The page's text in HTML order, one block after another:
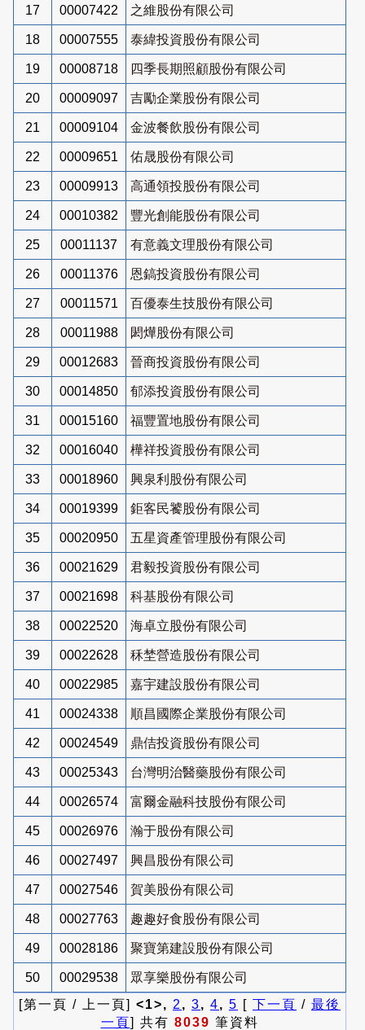
17 00007422 之維股份有限公司
18 00007555 泰緯投資股份有限公司
19 00008718 四季長期照顧股份有限公司
20 00009097 吉勵企業股份有限公司
21 00009104 金波餐飲股份有限公司
22 00009651 佑晟股份有限公司
23 00009913 高通領投股份有限公司
24 00010382 豐光創能股份有限公司
25 00011137 有意義文理股份有限公司
26 00011376 恩鎬投資股份有限公司
27 00011571 百優泰生技股份有限公司
28 00011988 閎燁股份有限公司
29 00012683 晉商投資股份有限公司
30 00014850 郁添投資股份有限公司
31 00015160 福豐置地股份有限公司
32 00016040 樺祥投資股份有限公司
33 00018960 興泉利股份有限公司
34 00019399 鉅客民饕股份有限公司
35 00020950 五星資產管理股份有限公司
36 00021629 君毅投資股份有限公司
37 00021698 科基股份有限公司
38 00022520 海卓立股份有限公司
39 00022628 秝埜營造股份有限公司
40 00022985 嘉宇建設股份有限公司
41 00024338 順昌國際企業股份有限公司
42 00024549 鼎佶投資股份有限公司
43 00025343 台灣明治醫藥股份有限公司
44 00026574 富爾金融科技股份有限公司
45 00026976 瀚于股份有限公司
46 00027497 興昌股份有限公司
47 00027546 賀美股份有限公司
48 00027763 趣趣好食股份有限公司
49 00028186 聚寶第建設股份有限公司
50 00029538
眾享樂股份有限公司
[第一頁 / 上一頁] <1>, 2 , 3, 4, 5 [ 下一頁 / 最後
一頁] 共有 8039 筆資料